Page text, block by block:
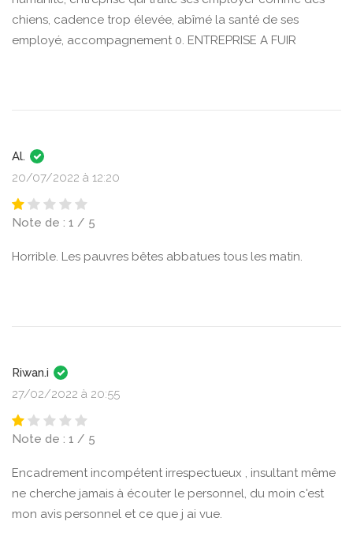
chiens, cadence trop élevée, abîmé la santé de ses
employé, accompagnement 0. ENTREPRISE A FUIR
Al.
20/07/2022 à 12:20
Note de : 1 / 5
Horrible. Les pauvres bêtes abbatues tous les matin.
Riwan.i
27/02/2022 à 20:55
Note de : 1 / 5
Encadrement incompétent irrespectueux , insultant même
ne cherche jamais à écouter le personnel, du moin c'est
mon avis personnel et ce que j ai vue.